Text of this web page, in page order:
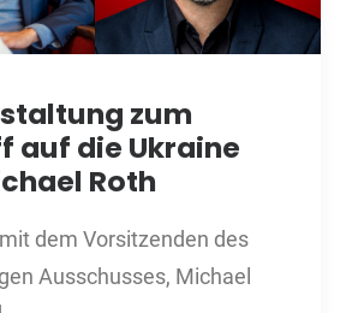
zum
auf die Ukraine
Roth
dem Vorsitzenden des
Ausschusses, Michael